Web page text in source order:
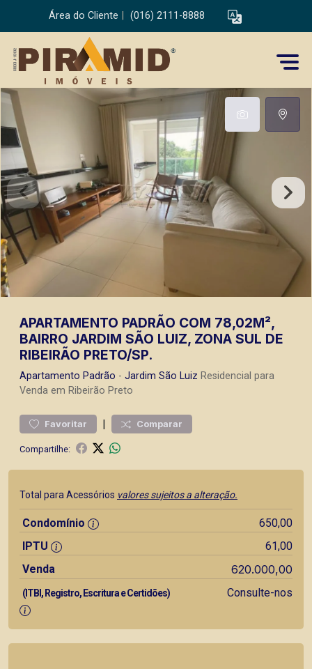
Área do Cliente (016) 2111-8888
APARTAMENTO PADRÃO COM 78,02M²,
BAIRRO JARDIM SÃO LUIZ, ZONA SUL DE
RIBEIRÃO PRETO/SP.
Apartamento Padrão - Jardim São Luiz Residencial para
Venda em Ribeirão Preto
Favoritar | Comparar
Compartilhe:
Total para Acessórios valores sujeitos a alteração.
Condomínio
650,00
IPTU
61,00
Venda
620.000,00
(ITBI, Registro, Escritura e Certidões) Consulte-nos